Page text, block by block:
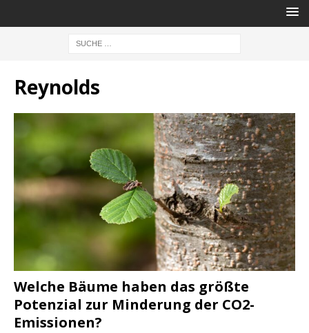
Reynolds
Welche Bäume haben das größte
Potenzial zur Minderung der CO2-
Emissionen?